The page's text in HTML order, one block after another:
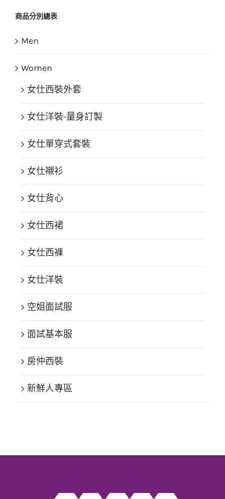
商品分別總表
Men
Women
女仕西裝外套
女仕洋裝-量身訂製
女仕單穿式套裝
女仕襯衫
女仕背心
女仕西裙
女仕西褲
女仕洋裝
空姐面試服
面試基本服
房仲西裝
新鮮人專區